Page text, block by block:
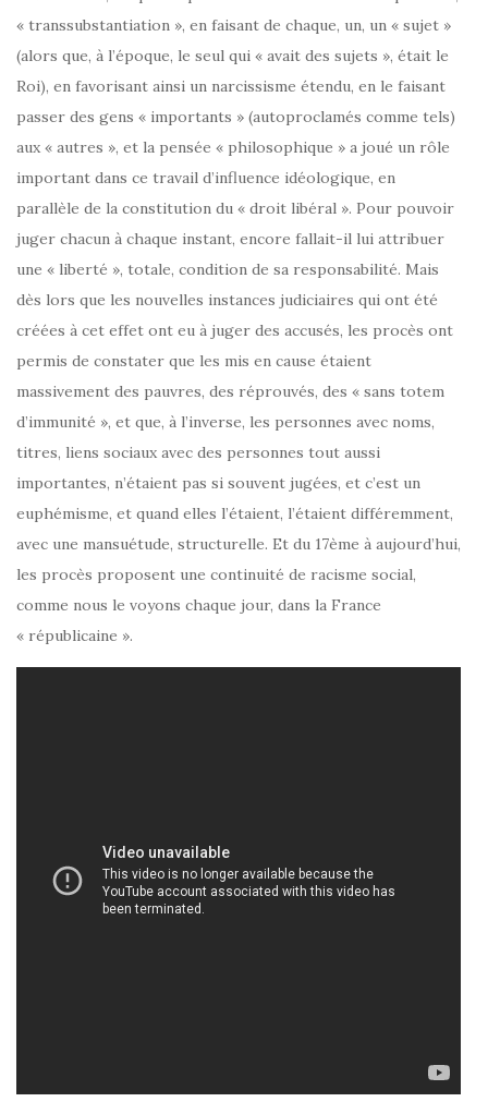
« transsubstantiation », en faisant de chaque, un, un « sujet »
(alors que, à l’époque, le seul qui « avait des sujets », était le
Roi), en favorisant ainsi un narcissisme étendu, en le faisant
passer des gens « importants » (autoproclamés comme tels)
aux « autres », et la pensée « philosophique » a joué un rôle
important dans ce travail d’influence idéologique, en
parallèle de la constitution du « droit libéral ». Pour pouvoir
juger chacun à chaque instant, encore fallait-il lui attribuer
une « liberté », totale, condition de sa responsabilité. Mais
dès lors que les nouvelles instances judiciaires qui ont été
créées à cet effet ont eu à juger des accusés, les procès ont
permis de constater que les mis en cause étaient
massivement des pauvres, des réprouvés, des « sans totem
d’immunité », et que, à l’inverse, les personnes avec noms,
titres, liens sociaux avec des personnes tout aussi
importantes, n’étaient pas si souvent jugées, et c’est un
euphémisme, et quand elles l’étaient, l’étaient différemment,
avec une mansuétude, structurelle. Et du 17ème à aujourd’hui,
les procès proposent une continuité de racisme social,
comme nous le voyons chaque jour, dans la France
« républicaine ».